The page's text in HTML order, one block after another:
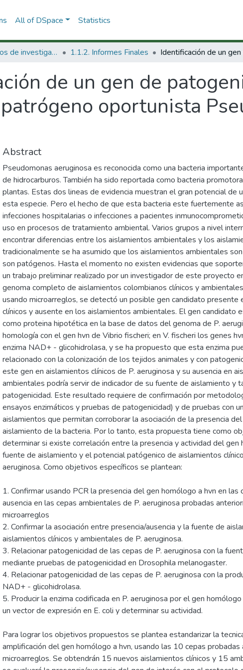
All of DSpace Statistics
1.1 Productos de investigación 1.1.2. Informes Finales
de un gen de
oportunista
Abstract
Pseudomonas aeruginosa es reconocida como una bacteria
de hidrocarburos. También ha sido reportada como bacteria
plantas. Estas dos lineas de evidencia muestran el gran potencial de
esta especie. Pero el hecho de que esta bacteria este fuertemente
infecciones hospitalarias o infecciones a pacientes
uso en procesos de tratamiento ambiental. Varios grupos a nivel
encontrar diferencias entre los aislamientos ambientales y los
tradicionalmente se ha asumido que los aislamientos ambientales
son patógenos. Hasta el momento no existen evidencias que
un trabajo preliminar realizado por un investigador de este proyecto
genoma completo de aislamientos colombianos clínicos y
usando microarreglos, se detectó un posible gen candidato presente
clínicos y ausente en los aislamientos ambientales. El gen candidato
como proteina hipotética en la base de datos del genoma de P.
homología con el gen hvn de Vibrio fischeri; en V. fischeri los genes
enzima NAD+ - glicohidrolasa, y se ha propuesto que esta enzima
relacionado con la colonización de los tejidos animales y con
este gen en aislamientos clínicos de P. aeruginosa y su ausencia en
ambientales podría servir de indicador de su fuente de aislamiento y
patogenicidad. Este resultado requiere de confirmación por
ensayos enzimáticos y pruebas de patogenicidad) y de pruebas con
aislamientos que permitan corroborar la asociación de la presencia
aislamiento de la bacteria. Por lo tanto, esta propuesta tiene como
determinar si existe correlación entre la presencia y actividad del gen
fuente de aislamiento y el potencial patógenico de aislamientos
aeruginosa. Como objetivos específicos se plantean:
1. Confirmar usando PCR la presencia del gen homólogo a hvn en las
ausencia en las cepas ambientales de P. aeruginosa probadas
microarreglos
2. Confirmar la asociación entre presencia/ausencia y la fuente de
aislamientos clínicos y ambientales de P. aeruginosa.
3. Relacionar patogenicidad de las cepas de P. aeruginosa con la
mediante pruebas de patogenicidad en Drosophila melanogaster.
4. Relacionar patogenicidad de las cepas de P. aeruginosa con la
NAD+ - glicohidrolasa.
5. Producir la enzima codificada en P. aeruginosa por el gen
un vector de expresión en E. coli y determinar su actividad.
Para lograr los objetivos propuestos se plantea estandarizar la
amplificación del gen homólogo a hvn, usando las 10 cepas
microarreglos. Se obtendrán 15 nuevos aislamientos clínicos y 15